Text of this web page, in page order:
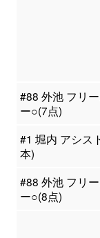
#88 外池 フリ
ー○(7点)
#1 堀内 アシス
本)
#88 外池 フリ
ー○(8点)